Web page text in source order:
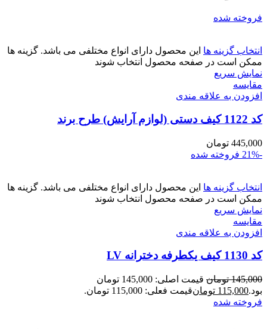
فروخته شده
انتخاب گزینه ها این محصول دارای انواع مختلفی می باشد. گزینه ها
ممکن است در صفحه محصول انتخاب شوند
نمایش سریع
مقايسه
افزودن به علاقه مندی
کد 1122 کیف دستی (لوازم آرایش) طرح برند
445,000 تومان
-21%
فروخته شده
انتخاب گزینه ها این محصول دارای انواع مختلفی می باشد. گزینه ها
ممکن است در صفحه محصول انتخاب شوند
نمایش سریع
مقايسه
افزودن به علاقه مندی
کد 1130 کیف یکطرفه دخترانه LV
145,000 تومان
قیمت اصلی: 145,000 تومان
بود.115,000 تومانقیمت فعلی: 115,000 تومان.
فروخته شده